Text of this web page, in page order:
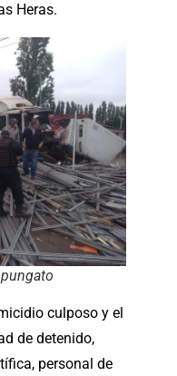
Heras.
culposo y el
de detenido,
personal de